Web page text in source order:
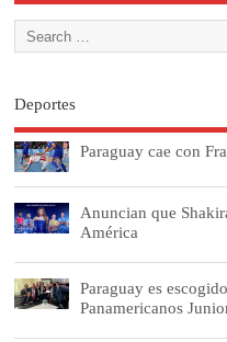
Deportes
Paraguay cae con
Anuncian que
América
Paraguay es
Panamericanos